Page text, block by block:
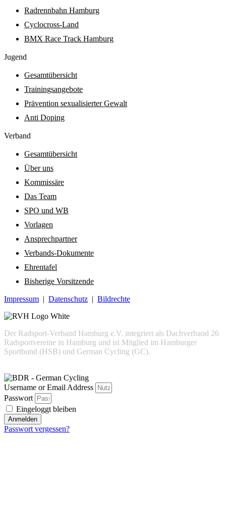
Radrennbahn Hamburg
Cyclocross-Land
BMX Race Track Hamburg
Jugend
Gesamtübersicht
Trainingsangebote
Prävention sexualisierter Gewalt
Anti Doping
Verband
Gesamtübersicht
Über uns
Kommissäre
Das Team
SPO und WB
Vorlagen
Ansprechpartner
Verbands-Dokumente
Ehrentafel
Bisherige Vorsitzende
Impressum | Datenschutz | Bildrechte
Der Radsport-Verband Hamburg e.V. integriert als Dachverband 26
Radsportvereine in Hamburg und ist Mitglied im Hamburger
Sportbund (HSB) und German Cycling (GC).
Username or Email Address
Passwort
Eingeloggt bleiben
Anmelden
Passwort vergessen?